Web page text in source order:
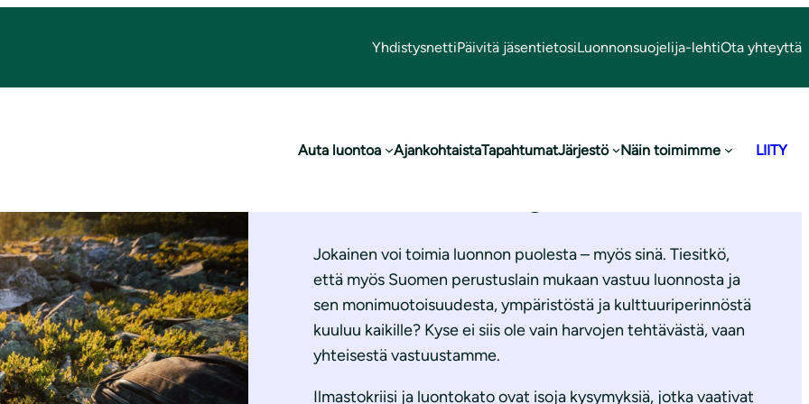
YhdistysnettiPäivitä jäsentietosiLuonnonsuojelija-lehtiOta yhteyttä
Auta luontoa AjankohtaistaTapahtumatJärjestö Näin toimimme LIITY
Kuinka toimia
Jokainen voi toimia luonnon puolesta – myös sinä. Tiesitkö,
että myös Suomen perustuslain mukaan vastuu luonnosta ja
sen monimuotoisuudesta, ympäristöstä ja kulttuuriperinnöstä
kuuluu kaikille? Kyse ei siis ole vain harvojen tehtävästä, vaan
yhteisestä vastuustamme.
Ilmastokriisi ja luontokato ovat isoja kysymyksiä, jotka vaativat